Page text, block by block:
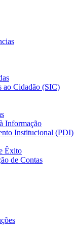
ao Cidadão (SIC)
Informação
Institucional (PDI)
Êxito
de Contas